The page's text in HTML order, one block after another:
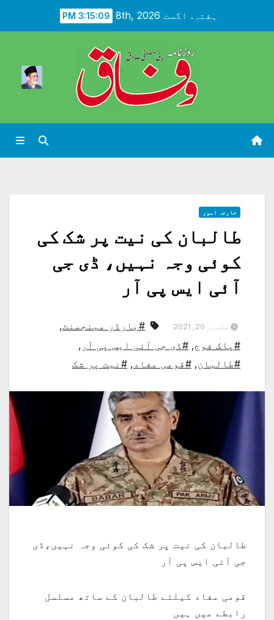
ہفتہ. اگست 8th, 2026 3:15:11 PM
خارجہ امور
طالبان کی نیت پر شک کی
کوئی وجہ نہیں، ڈی جی
آئی ایس پی آر
ستمبر 20, 2021 #بارڈر مینجمنٹ,
#پاک فوج, #ڈی جی آئی ایس پی آر ,
#طالبان, #قومی مفاد, #نیت پر شک
طالبان کی نیت پر شک کی کوئی وجہ نہیں،ڈی
جی آئی ایس پی آر
قومی مفاد کیلئے طالبان کے ساتھ مسلسل
رابطے میں ہیں